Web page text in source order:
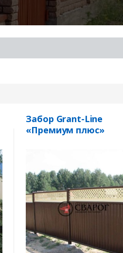
Забор Grant-Line
«Премиум плюс»